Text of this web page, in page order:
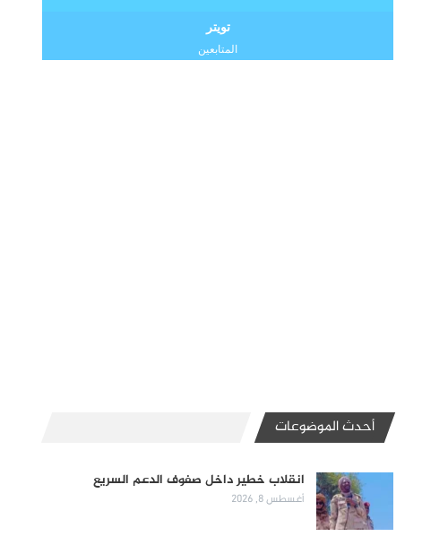
تويتر
المتابعين
أحدث الموضوعات
انقلاب خطير داخل صفوف الدعم السريع
أغسطس 8, 2026